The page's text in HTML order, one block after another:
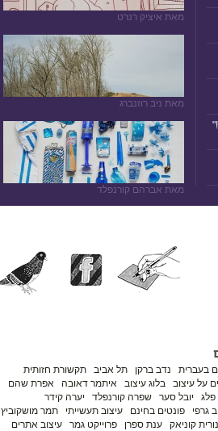
מאת איציק רנרט
מאת ניב רוזנברג
מאת אברהם קורנפלד
בעברית נדב ברקן תל אביב
תקשורת חזותית
על עיצוב
בלוג עיצוב איתמר דאובה
אפרת שהם
פלג
יובל סער שפרה קורנפלד
יערה קידר
גרפי
פונטים בחינם עיצוב תעשייתי
תמר מושקוביץ
נורית קוניאק
ענת ספרן פרוייקט גמר עיצוב אתרים